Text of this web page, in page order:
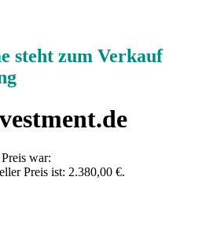
steht zum Verkauf
war:
Preis ist: 2.380,00 €.